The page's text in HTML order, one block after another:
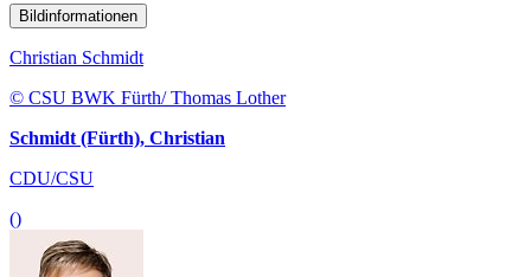
Bildinformationen
Christian Schmidt
© CSU BWK Fürth/ Thomas Lother
Schmidt (Fürth), Christian
CDU/CSU
()